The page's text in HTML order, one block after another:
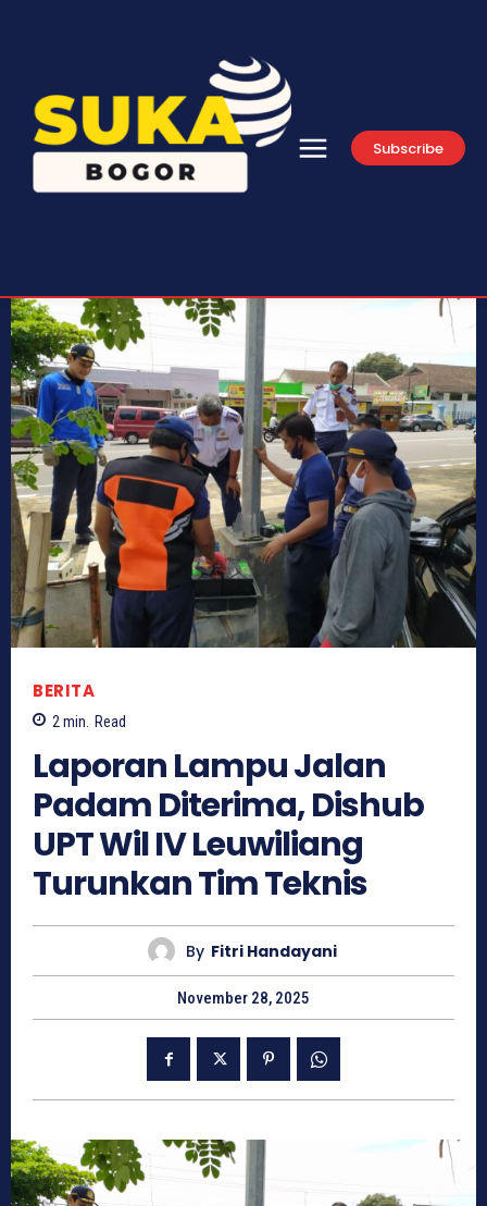
Subscribe
BERITA
2 min. Read
Laporan Lampu Jalan
Padam Diterima, Dishub
UPT Wil IV Leuwiliang
Turunkan Tim Teknis
By Fitri Handayani
November 28, 2025